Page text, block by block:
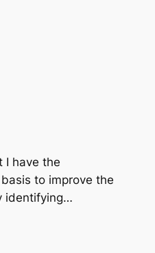
I have the
to improve the
identifying…